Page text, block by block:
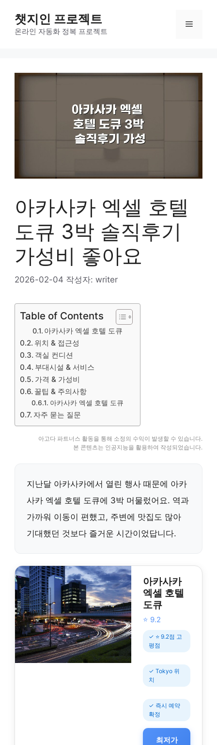
챗지인 프로젝트
온라인 자동화 정복 프로젝트
메
아카사카 엑셀 호텔
도큐 3박 솔직후기
가성비 좋아요
2026-02-04 작성자: writer
Table of Contents
아카사카 엑셀 호텔 도큐
위치 & 접근성
객실 컨디션
부대시설 & 서비스
가격 & 가성비
꿀팁 & 주의사항
아카사카 엑셀 호텔 도큐
자주 묻는 질문
아고다 파트너스 활동을 통해 소정의 수익이 발생할 수 있습니다.
본 콘텐츠는 인공지능을 활용하여 작성되었습니다.
지난달 아카사카에서 열린 행사 때문에 아카
사카 엑셀 호텔 도큐에 3박 머물렀어요. 역과
가까워 이동이 편했고, 주변에 맛집도 많아
기대했던 것보다 즐거운 시간이었답니다.
아카사카
엑셀 호텔
도큐
⭐ 9.2
✓ ⭐ 9.2점 고
평점
✓ Tokyo 위
치
✓ 즉시 예약
확정
최저가